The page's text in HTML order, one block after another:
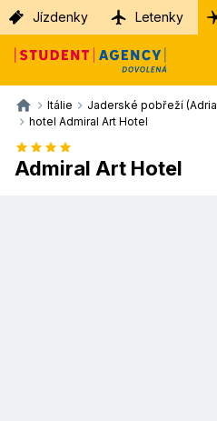
Jízdenky Letenky
Itálie Jaderské pobřeží
hotel Admiral Art Hotel
Admiral Art Hotel